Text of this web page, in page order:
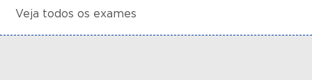
Veja todos os exames